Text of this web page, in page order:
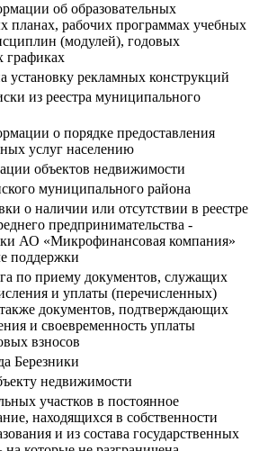
об образовательных
планах, рабочих программах учебных
(модулей), годовых
графиках
установку рекламных конструкций
из реестра муниципального
о порядке предоставления
услуг населению
объектов недвижимости
муниципального района
о наличии или отсутствии в реестре
предпринимательства -
АО «Микрофинансовая компания»
поддержки
по приему документов, служащих
и уплаты (перечисленных)
документов, подтверждающих
и своевременность уплаты
взносов
Березники
недвижимости
участков в постоянное
находящихся в собственности
и из состава государственных